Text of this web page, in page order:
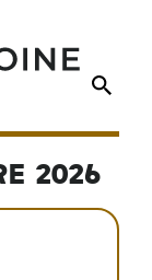
2026